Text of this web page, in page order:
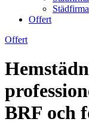
Offert
Offert
BRF och